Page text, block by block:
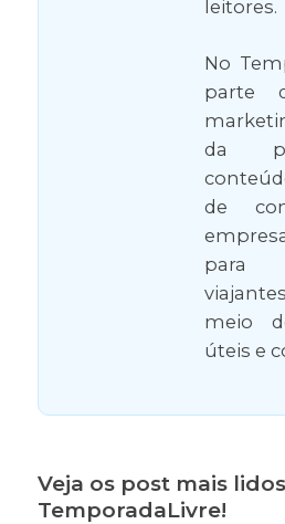
leitores.
No
parte
da
de
para
meio
úteis e
Veja os post mais
TemporadaLivre!